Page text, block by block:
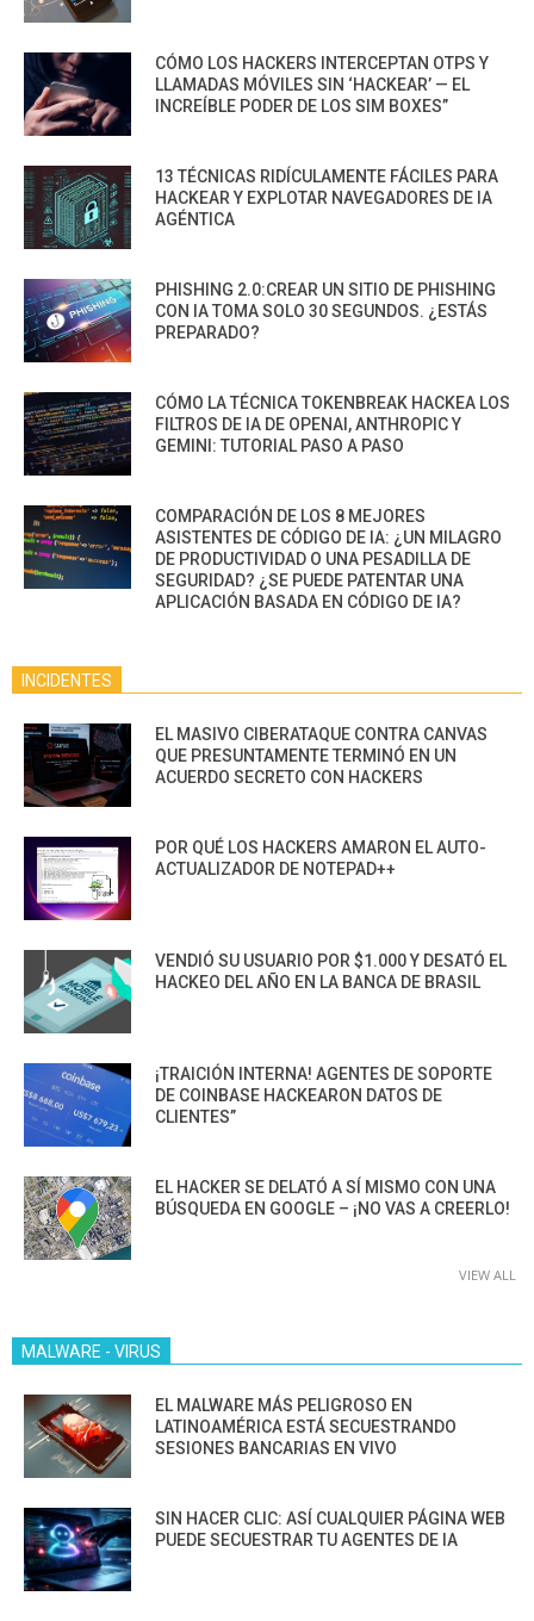
CÓMO LOS HACKERS INTERCEPTAN OTPS Y
LLAMADAS MÓVILES SIN ‘HACKEAR’ — EL
INCREÍBLE PODER DE LOS SIM BOXES”
13 TÉCNICAS RIDÍCULAMENTE FÁCILES PARA
HACKEAR Y EXPLOTAR NAVEGADORES DE IA
AGÉNTICA
PHISHING 2.0:CREAR UN SITIO DE PHISHING
CON IA TOMA SOLO 30 SEGUNDOS. ¿ESTÁS
PREPARADO?
CÓMO LA TÉCNICA TOKENBREAK HACKEA LOS
FILTROS DE IA DE OPENAI, ANTHROPIC Y
GEMINI: TUTORIAL PASO A PASO
COMPARACIÓN DE LOS 8 MEJORES
ASISTENTES DE CÓDIGO DE IA: ¿UN MILAGRO
DE PRODUCTIVIDAD O UNA PESADILLA DE
SEGURIDAD? ¿SE PUEDE PATENTAR UNA
APLICACIÓN BASADA EN CÓDIGO DE IA?
INCIDENTES
EL MASIVO CIBERATAQUE CONTRA CANVAS
QUE PRESUNTAMENTE TERMINÓ EN UN
ACUERDO SECRETO CON HACKERS
POR QUÉ LOS HACKERS AMARON EL AUTO-
ACTUALIZADOR DE NOTEPAD++
VENDIÓ SU USUARIO POR $1.000 Y DESATÓ EL
HACKEO DEL AÑO EN LA BANCA DE BRASIL
¡TRAICIÓN INTERNA! AGENTES DE SOPORTE
DE COINBASE HACKEARON DATOS DE
CLIENTES”
EL HACKER SE DELATÓ A SÍ MISMO CON UNA
BÚSQUEDA EN GOOGLE – ¡NO VAS A CREERLO!
VIEW ALL
MALWARE - VIRUS
EL MALWARE MÁS PELIGROSO EN
LATINOAMÉRICA ESTÁ SECUESTRANDO
SESIONES BANCARIAS EN VIVO
SIN HACER CLIC: ASÍ CUALQUIER PÁGINA WEB
PUEDE SECUESTRAR TU AGENTES DE IA